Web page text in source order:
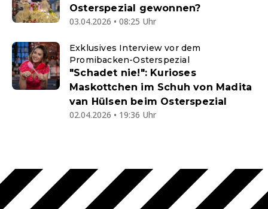
Osterspezial gewonnen?
03.04.2026 • 08:25 Uhr
Exklusives Interview vor dem
Promibacken-Osterspezial
"Schadet nie!": Kurioses
Maskottchen im Schuh von Madita
van Hülsen beim Osterspezial
02.04.2026 • 19:36 Uhr